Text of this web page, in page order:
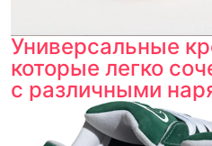
Универсальные
которые легко
с различными